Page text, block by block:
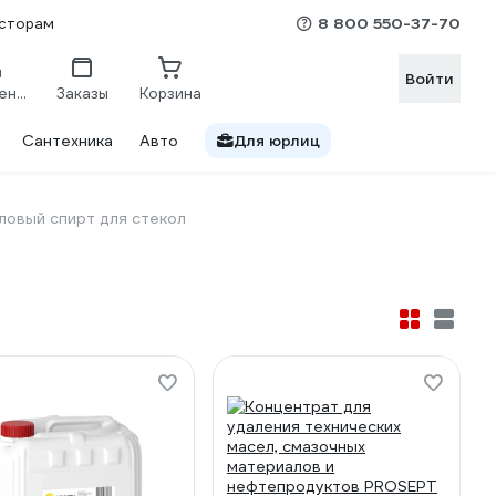
8 800 550-37-70
Сравнение Заказы Корзина
Войти
Сантехника Авто Для юрлиц
спирт для стекол